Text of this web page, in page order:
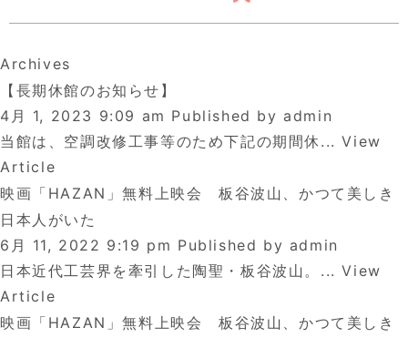
Archives
【長期休館のお知らせ】
4月 1, 2023 9:09 am Published by admin
当館は、空調改修工事等のため下記の期間休...View
Article
映画「HAZAN」無料上映会 板谷波山、かつて美しき
日本人がいた
6月 11, 2022 9:19 pm Published by admin
日本近代工芸界を牽引した陶聖・板谷波山。...View
Article
映画「HAZAN」無料上映会 板谷波山、かつて美しき